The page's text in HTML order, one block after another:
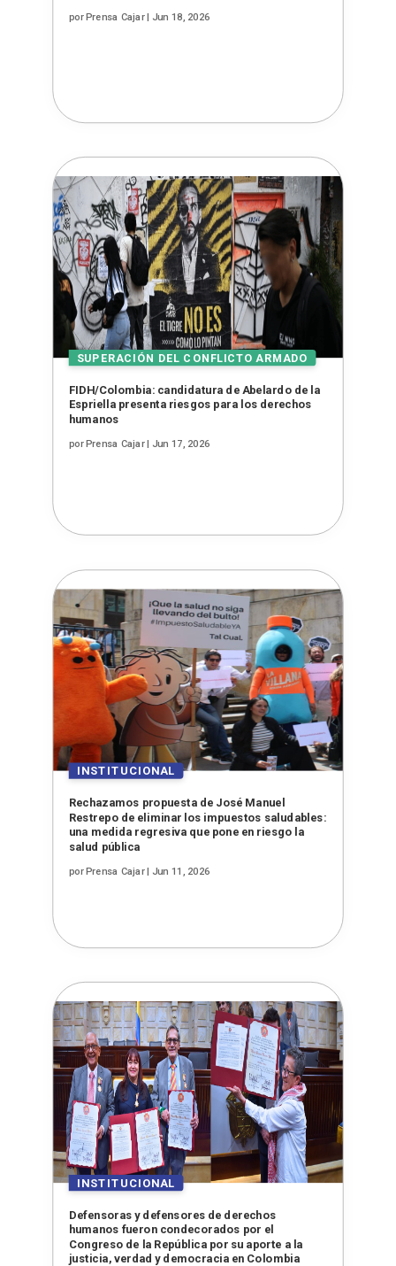
porPrensa Cajar| Jun 18, 2026
FIDH/Colombia: candidatura de Abelardo de la
Espriella presenta riesgos para los derechos
humanos
por Prensa Cajar| Jun 17, 2026
Rechazamos propuesta de José Manuel
Restrepo de eliminar los impuestos saludables:
una medida regresiva que pone en riesgo la
salud pública
porPrensa Cajar| Jun 11, 2026
Defensoras y defensores de derechos
humanos fueron condecorados por el
Congreso de la República por su aporte a la
justicia, verdad y democracia en Colombia